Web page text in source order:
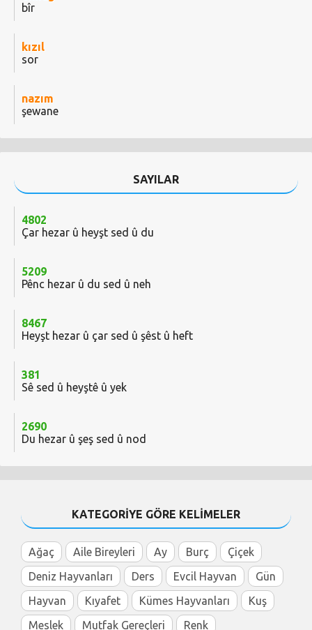
bîr
kızıl
sor
nazım
şewane
SAYILAR
4802
Çar hezar û heyşt sed û du
5209
Pênc hezar û du sed û neh
8467
Heyşt hezar û çar sed û şêst û heft
381
Sê sed û heyştê û yek
2690
Du hezar û şeş sed û nod
KATEGORİYE GÖRE KELİMELER
Ağaç Aile Bireyleri Ay Burç
Çiçek
Deniz Hayvanları
Ders Evcil Hayvan
Gün
Hayvan
Kıyafet Kümes Hayvanları
Kuş
Meslek
Mutfak Gereçleri
Renk